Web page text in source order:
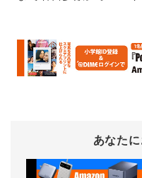
あなた